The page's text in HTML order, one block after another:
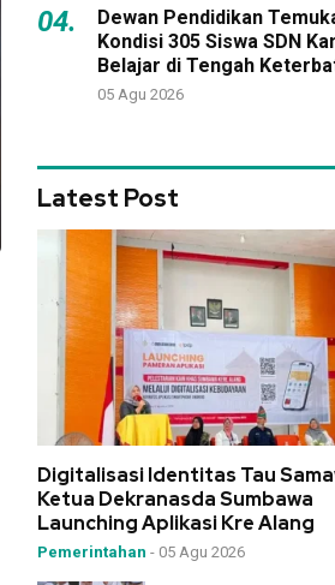
04.
Dewan Pendidikan
Kondisi 305 Siswa SDN
Belajar di Tengah
05 Agu 2026
Latest Post
Digitalisasi Identitas Tau
Ketua Dekranasda Sumbawa
Launching Aplikasi Kre Alang
Pemerintahan - 05 Agu 2026